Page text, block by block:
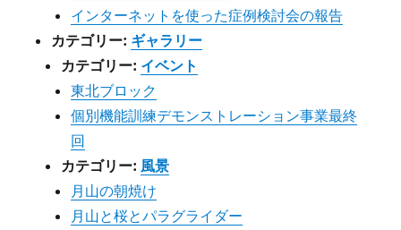
インターネットを使った症例検討会の報告
カテゴリー: ギャラリー
カテゴリー: イベント
東北ブロック
個別機能訓練デモンストレーション事業最終
回
カテゴリー: 風景
月山の朝焼け
月山と桜とパラグライダー